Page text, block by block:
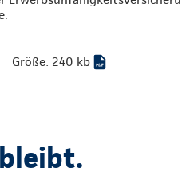
Größe: 240 kb